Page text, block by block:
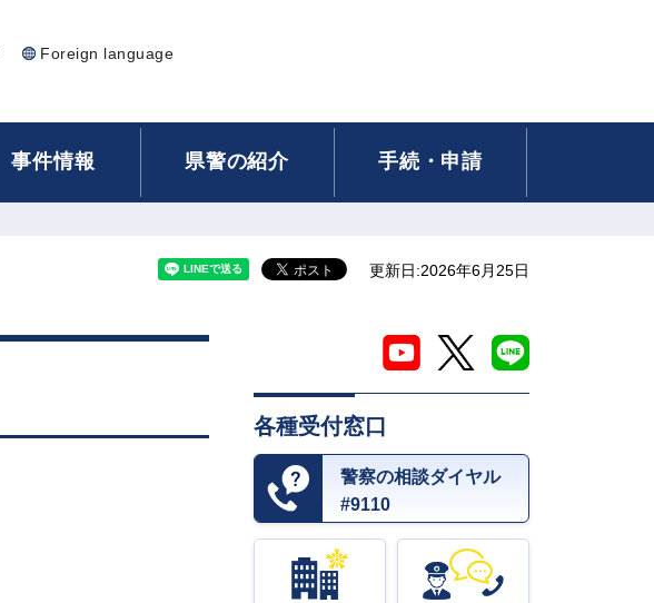
Foreign language
事件情報 県警の紹介 手続・申請
更新日:2026年6月25日
各種受付窓口
警察の相談ダイヤル
#9110